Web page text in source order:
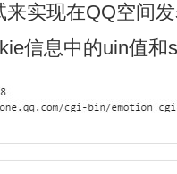
实现在QQ空间
信息中的uin值和